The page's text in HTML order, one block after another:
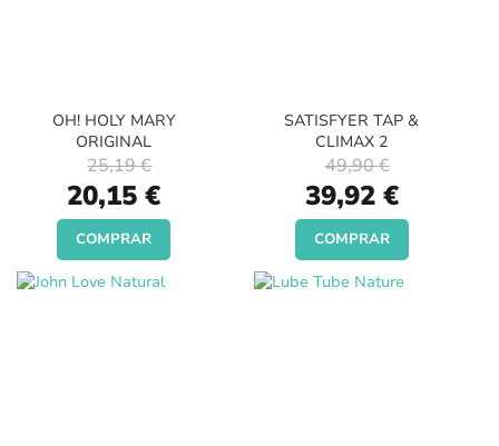
OH! HOLY MARY
ORIGINAL
Special
Price
20,15 €
25,19 €
COMPRAR
SATISFYER TAP &
CLIMAX 2
Special
Price
39,92 €
49,90 €
COMPRAR